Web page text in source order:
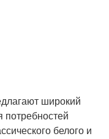
широкий
потребностей
белого и